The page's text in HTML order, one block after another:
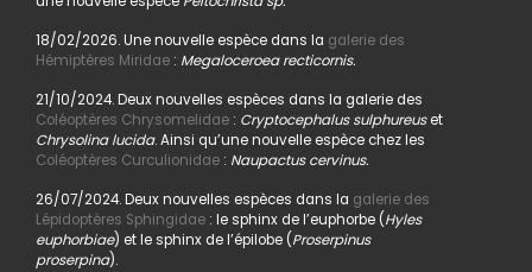
18/02/2026. Une nouvelle espèce dans la galerie des
Hémiptères Miridae: Megaloceroea recticornis.
21/10/2024. Deux nouvelles espèces dans la galerie des
Coléoptères Chrysomelidae: Cryptocephalus sulphureuset
Chrysolina lucida. Ainsi qu’une nouvelle espèce chez les
Coléoptères Curculionidae : Naupactus cervinus.
26/07/2024. Deux nouvelles espèces dans la galerie des
Lépidoptères Sphingidae: le sphinx de l’euphorbe (Hyles
euphorbiae) et le sphinx de l’épilobe (Proserpinus
proserpina).